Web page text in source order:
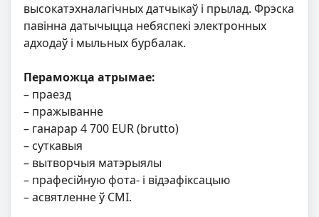
высокатэхналагічных датчыкаў і прылад. Фрэска
павінна датычыцца небяспекі электронных
адходаў і мыльных бурбалак.
Пераможца атрымае:
– праезд
– пражыванне
– ганарар 4 700 EUR (brutto)
– суткавыя
– вытворчыя матэрыялы
– прафесійную фота- і відэафіксацыю
– асвятленне ў СМІ.